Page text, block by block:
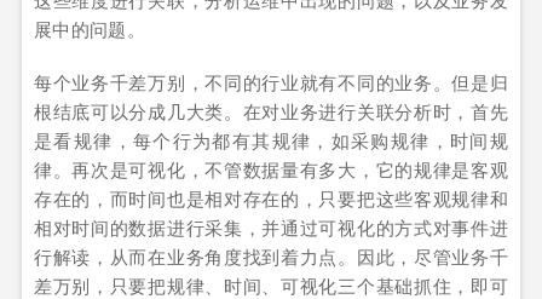
展中的问题。
每个业务千差万别，不同的行业就有不同的业务。但是归
根结底可以分成几大类。在对业务进行关联分析时，首先
是看规律，每个行为都有其规律，如采购规律，时间规
律。再次是可视化，不管数据量有多大，它的规律是客观
存在的，而时间也是相对存在的，只要把这些客观规律和
相对时间的数据进行采集，并通过可视化的方式对事件进
行解读，从而在业务角度找到着力点。因此，尽管业务千
差万别，只要把规律、时间、可视化三个基础抓住，即可